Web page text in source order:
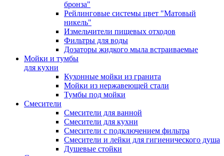
бронза"
Рейлинговые системы цвет "Матовый
никель"
Измельчители пищевых отходов
Фильтры для воды
Дозаторы жидкого мыла встраиваемые
Мойки и тумбы
для кухни
Кухонные мойки из гранита
Мойки из нержавеющей стали
Тумбы под мойки
Смесители
Смесители для ванной
Смесители для кухни
Смесители с подключением фильтра
Cмесители и лейки для гигиенического душа
Душевые стойки